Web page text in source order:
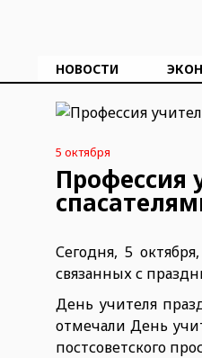
НОВОСТИ
5 октября
Профессия
Сегодня, 5
связанных с
День учителя
отмечали День
постсоветского